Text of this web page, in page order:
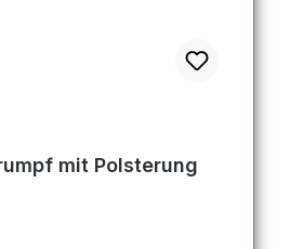
Bewertung von 5 von 5 Sternen
mit Polsterung